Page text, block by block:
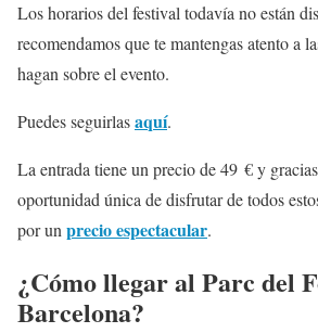
Los horarios del festival todavía no están
recomendamos que te mantengas atento a
hagan sobre el evento.
Puedes seguirlasaquí.
La entrada tiene un precio de 49 € y
oportunidad única de disfrutar de todos
por unprecio espectacular.
¿Cómo llegar al Parc del
Barcelona?